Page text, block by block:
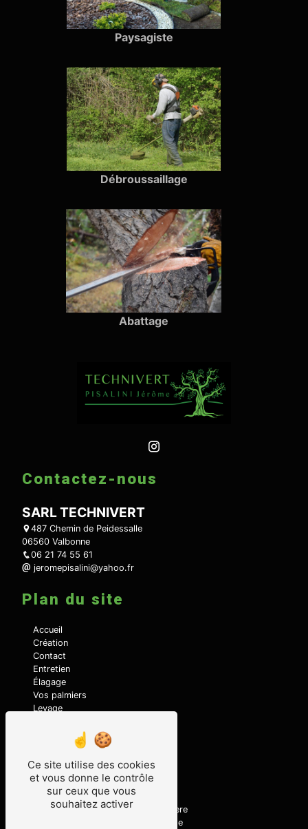
Paysagiste
Débroussaillage
Abattage
Contactez-nous
SARL TECHNIVERT
487 Chemin de Peidessalle
06560 Valbonne
06 21 74 55 61
jeromepisalini@yahoo.fr
Plan du site
Accueil
Création
Contact
Entretien
Élagage
Vos palmiers
Levage
Nos réalisations
Débroussaillage
Nos prestations
Location d'engin
Pépinière
Élagage
Ce site utilise des cookies
et vous donne le contrôle
sur ceux que vous
souhaitez activer